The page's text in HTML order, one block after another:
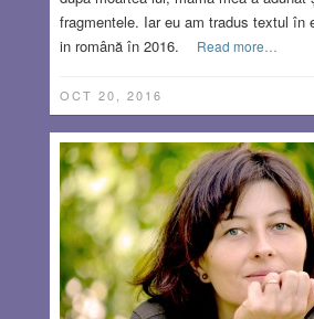
fragmentele. Iar eu am tradus textul în
in română în 2016.
Read more…
OCT 20, 2016